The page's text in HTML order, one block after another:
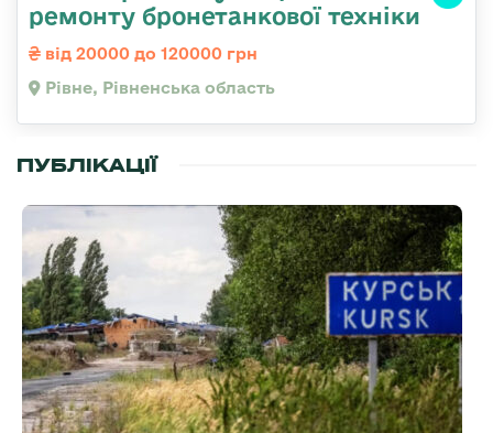
ремонту бронетанкової техніки
від 20000 до 120000 грн
Рівне, Рівненська область
ПУБЛІКАЦІЇ